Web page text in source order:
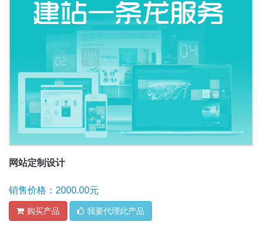
网站定制设计
销售价格：2000.00元
购买产品 我要代理此产品